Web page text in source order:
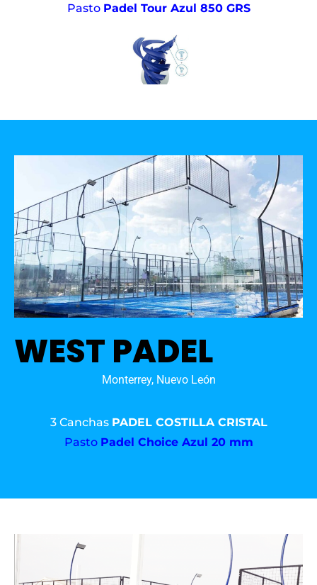
Pasto Padel Tour Azul 850 GRS
WEST PADEL
Monterrey, Nuevo León
3 Canchas PADEL COSTILLA CRISTAL
Pasto Padel Choice Azul 20 mm